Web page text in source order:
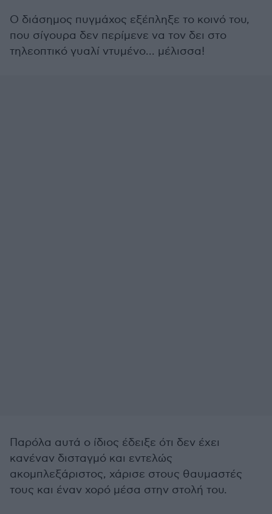
O διάσημος πυγμάχος εξέπληξε το κοινό του,
που σίγουρα δεν περίμενε να τον δει στο
τηλεοπτικό γυαλί ντυμένο... μέλισσα!
Παρόλα αυτά ο ίδιος έδειξε ότι δεν έχει
κανέναν δισταγμό και εντελώς
ακομπλεξάριστος, χάρισε στους θαυμαστές
τους και έναν χορό μέσα στην στολή του.